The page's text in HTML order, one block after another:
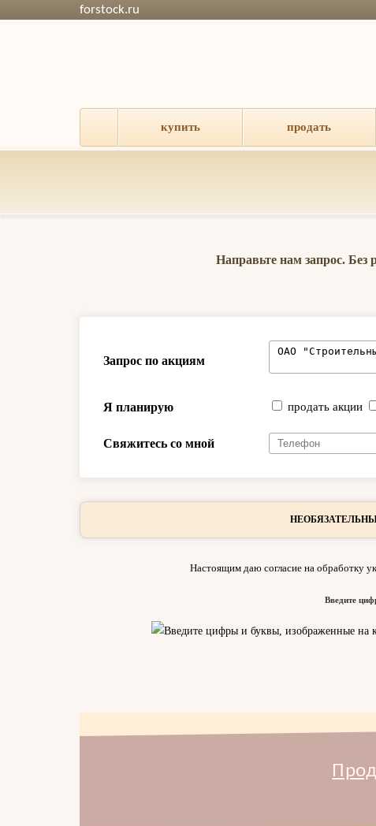
forstock.ru
купить продать
Направьте нам запрос.
Запрос по акциям
Я планирую продать акции
Свяжитесь со мной
Настоящим даю согласие на обработку
Введите